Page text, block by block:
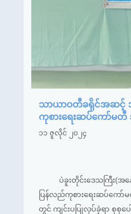
သာယာဝတီခရိုင်အဆင့် အဆို
ကုစားရေးဆပ်ကော်မတီ
၁၁ ဇူလိုင် ၂၀၂၄
ပဲခူးတိုင်းဒေသကြီး(အနော
ပြန်လည်ကုစားရေးဆပ်ကော်
တွင် ကျင်းပပြုလုပ်ခဲ့ရာ စုစုပ